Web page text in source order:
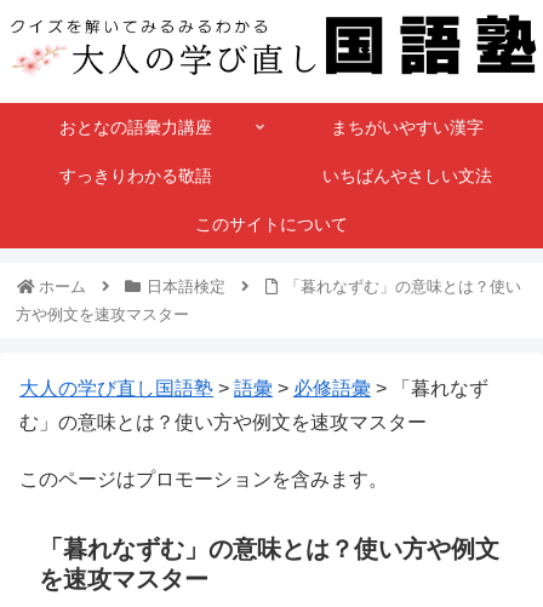
おとなの語彙力講座 まちがいやすい漢字
すっきりわかる敬語 いちばんやさしい文法
このサイトについて
ホーム 日本語検定
「暮れなずむ」の意味とは？使い
方や例文を速攻マスター
大人の学び直し国語塾 > 語彙 > 必修語彙 >
「暮れなず
む」の意味とは？使い方や例文を速攻マスター
このページはプロモーションを含みます。
「暮れなずむ」の意味とは？使い方や例文
を速攻マスター